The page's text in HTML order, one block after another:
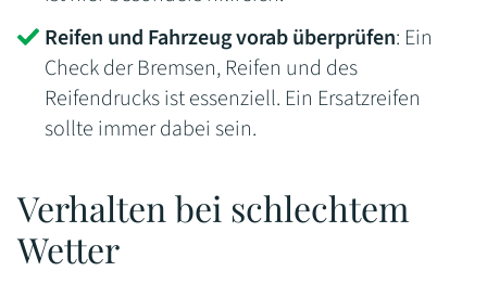
Reifen und Fahrzeug vorab überprüfen: Ein
Check der Bremsen, Reifen und des
Reifendrucks ist essenziell. Ein Ersatzreifen
sollte immer dabei sein.
Verhalten bei schlechtem
Wetter